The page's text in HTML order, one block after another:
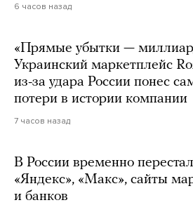
6 часов назад
«Прямые убытки —
Украинский маркетплейс
из-за удара России понес
потери в истории компании
7 часов назад
В России временно
«Яндекс», «Макс», сайты
и банков